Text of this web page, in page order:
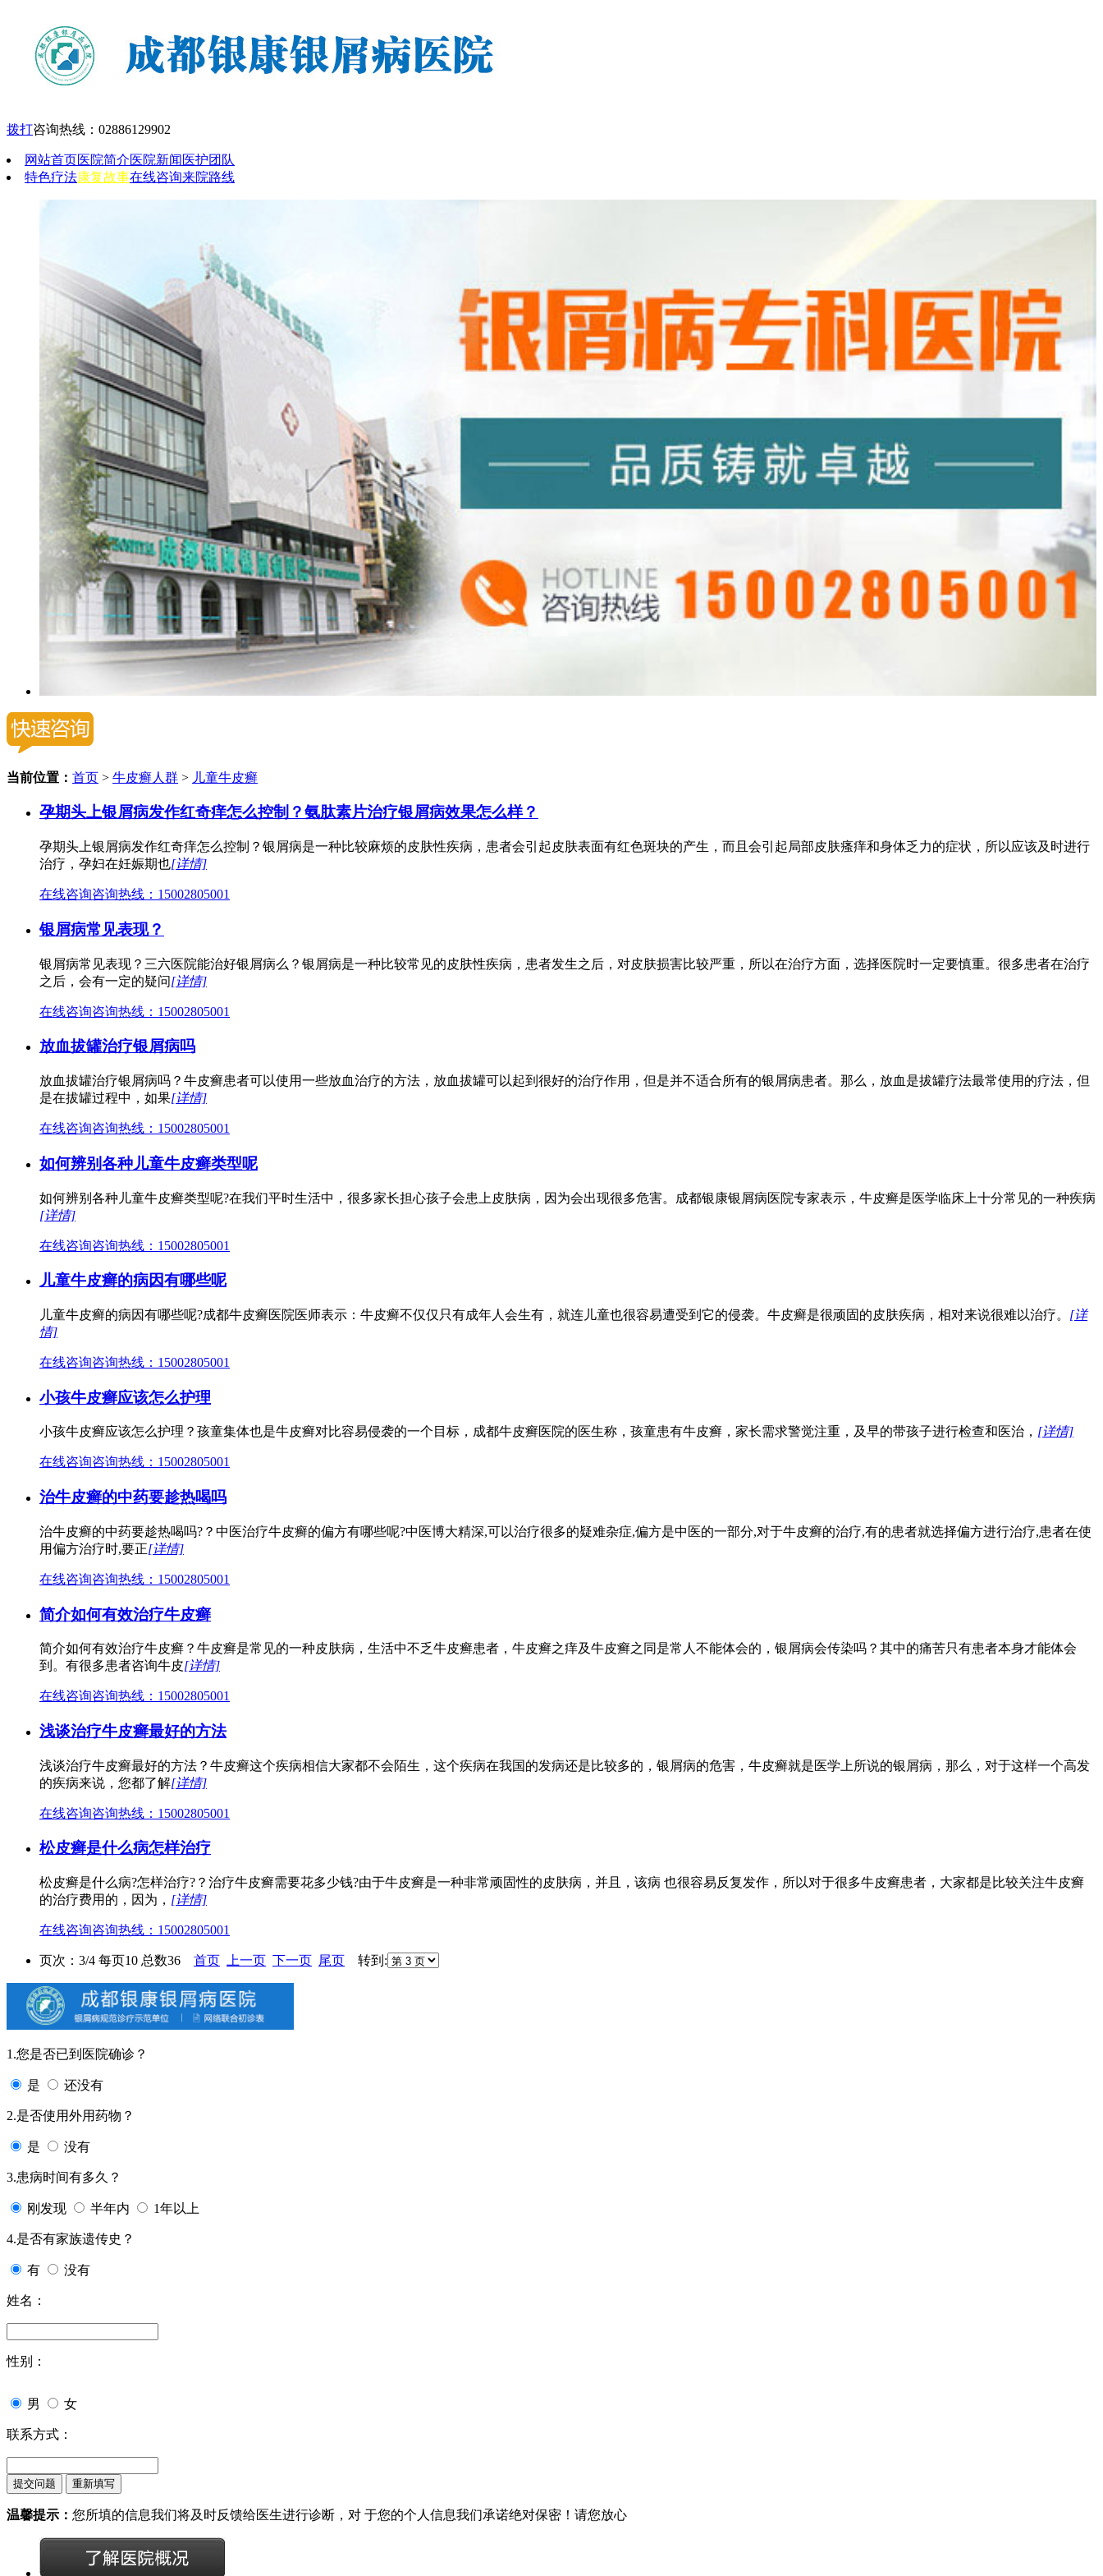
拨打咨询热线： 02886129902
网站首页医院简介医院新闻 医护团队
特色疗法康复故事在线咨询来院路线
当前位置： 首页 > 牛皮癣人群 > 儿童牛皮癣
孕期头上银屑病发作红奇痒怎么控制？氨肽素片治疗银屑病效果怎么样？
孕期头上银屑病发作红奇痒怎么控制？银屑病是一种比较麻烦的皮肤性疾病，患者会引起皮肤表面有红色斑块的产生，而且会引起局部皮肤瘙痒和身体乏力的症状，所以应该及时进行
治疗，孕妇在妊娠期也[详情]
在线咨询咨询热线：15002805001
银屑病常见表现？
银屑病常见表现？三六医院能治好银屑病么？银屑病是一种比较常见的皮肤性疾病，患者发生之后，对皮肤损害比较严重，所以在治疗方面，选择医院时一定要慎重。很多患者在治疗
之后，会有一定的疑问[详情]
在线咨询咨询热线：15002805001
放血拔罐治疗银屑病吗
放血拔罐治疗银屑病吗？牛皮癣患者可以使用一些放血治疗的方法，放血拔罐可以起到很好的治疗作用，但是并不适合所有的银屑病患者。那么，放血是拔罐疗法最常使用的疗法，但
是在拔罐过程中，如果[详情]
在线咨询咨询热线：15002805001
如何辨别各种儿童牛皮癣类型呢
如何辨别各种儿童牛皮癣类型呢?在我们平时生活中，很多家长担心孩子会患上皮肤病，因为会出现很多危害。成都银康银屑病医院专家表示，牛皮癣是医学临床上十分常见的一种疾病
[详情]
在线咨询咨询热线：15002805001
儿童牛皮癣的病因有哪些呢
儿童牛皮癣的病因有哪些呢?成都牛皮癣医院医师表示：牛皮癣不仅仅只有成年人会生有，就连儿童也很容易遭受到它的侵袭。牛皮癣是很顽固的皮肤疾病，相对来说很难以治疗。 [详
情]
在线咨询咨询热线：15002805001
小孩牛皮癣应该怎么护理
小孩牛皮癣应该怎么护理？孩童集体也是牛皮癣对比容易侵袭的一个目标，成都牛皮癣医院的医生称，孩童患有牛皮癣，家长需求警觉注重，及早的带孩子进行检查和医治， [详情]
在线咨询咨询热线：15002805001
治牛皮癣的中药要趁热喝吗
治牛皮癣的中药要趁热喝吗?？中医治疗牛皮癣的偏方有哪些呢?中医博大精深,可以治疗很多的疑难杂症,偏方是中医的一部分,对于牛皮癣的治疗,有的患者就选择偏方进行治疗,患者在使
用偏方治疗时,要正[详情]
在线咨询咨询热线：15002805001
简介如何有效治疗牛皮癣
简介如何有效治疗牛皮癣？牛皮癣是常见的一种皮肤病，生活中不乏牛皮癣患者，牛皮癣之痒及牛皮癣之同是常人不能体会的，银屑病会传染吗？其中的痛苦只有患者本身才能体会
到。有很多患者咨询牛皮[详情]
在线咨询咨询热线：15002805001
浅谈治疗牛皮癣最好的方法
浅谈治疗牛皮癣最好的方法？牛皮癣这个疾病相信大家都不会陌生，这个疾病在我国的发病还是比较多的，银屑病的危害，牛皮癣就是医学上所说的银屑病，那么，对于这样一个高发
的疾病来说，您都了解[详情]
在线咨询咨询热线：15002805001
松皮癣是什么病怎样治疗
松皮癣是什么病?怎样治疗?？治疗牛皮癣需要花多少钱?由于牛皮癣是一种非常顽固性的皮肤病，并且，该病 也很容易反复发作，所以对于很多牛皮癣患者，大家都是比较关注牛皮癣
的治疗费用的，因为， [详情]
在线咨询咨询热线：15002805001
页次：3/4 每页10 总数36 首页 上一页 下一页 尾页 转到:
1.您是否已到医院确诊？
是 还没有
2.是否使用外用药物？
是 没有
3.患病时间有多久？
刚发现 半年内 1年以上
4.是否有家族遗传史？
有 没有
姓名：
性别：
男 女
联系方式：
温馨提示： 您所填的信息我们将及时反馈给医生进行诊断，对 于您的个人信息我们承诺绝对保密！请您放心